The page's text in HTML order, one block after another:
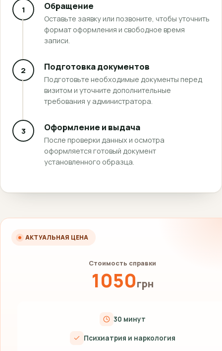
1 Обращение
Оставьте заявку или позвоните, чтобы уточнить
формат оформления и свободное время
записи.
2 Подготовка документов
Подготовьте необходимые документы перед
визитом и уточните дополнительные
требования у администратора.
3 Оформление и выдача
После проверки данных и осмотра
оформляется готовый документ
установленного образца.
АКТУАЛЬНАЯ ЦЕНА
Стоимость справки
1050грн
30 минут
Психиатрия и наркология